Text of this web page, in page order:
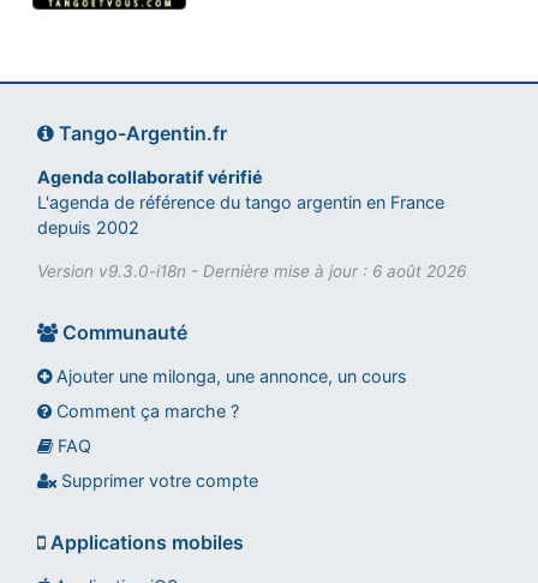
Tango-Argentin.fr
Agenda collaboratif vérifié
L'agenda de référence du tango argentin en France
depuis 2002
Version v9.3.0-i18n - Dernière mise à jour : 6 août 2026
Communauté
Ajouter une milonga, une annonce, un cours
Comment ça marche ?
FAQ
Supprimer votre compte
Applications mobiles
Assistant tango-argentin.fr
Questions sur les milongas, cours et stages